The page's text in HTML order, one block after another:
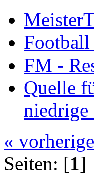
Football
FM -
Quelle
niedrige
«
Seiten: [1]